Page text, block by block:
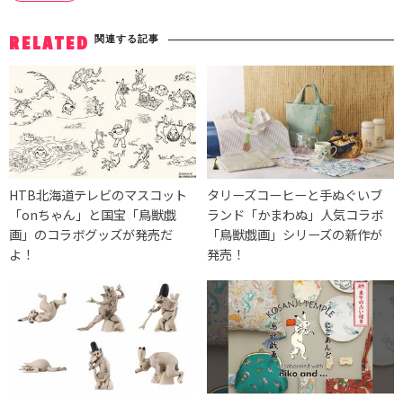
RELATED 関連する記事
HTB北海道テレビのマスコット
「onちゃん」と国宝「鳥獣戯
画」のコラボグッズが発売だ
よ！
タリーズコーヒーと手ぬぐいブ
ランド「かまわぬ」人気コラボ
「鳥獣戯画」シリーズの新作が
発売！